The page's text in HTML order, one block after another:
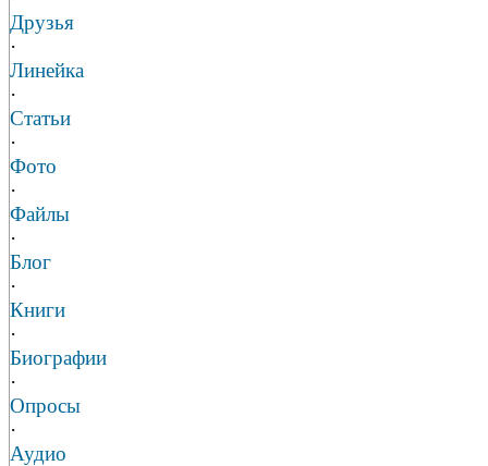
Друзья
·
Линейка
·
Статьи
·
Фото
·
Файлы
·
Блог
·
Книги
·
Биографии
·
Опросы
·
Аудио